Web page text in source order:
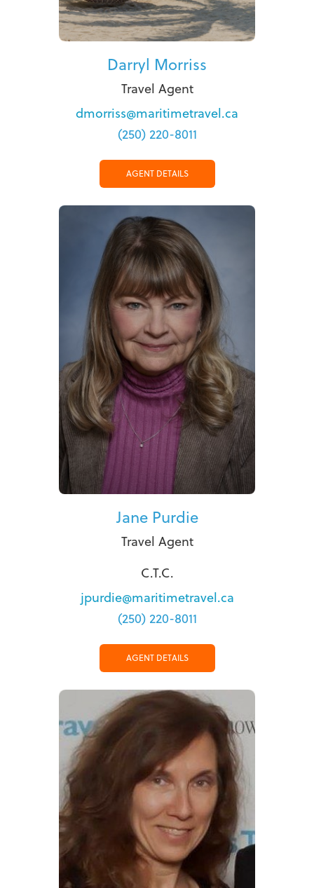
Darryl Morriss
Travel Agent
dmorriss@maritimetravel.ca
(250) 220-8011
AGENT DETAILS
Jane Purdie
Travel Agent
C.T.C.
jpurdie@maritimetravel.ca
(250) 220-8011
AGENT DETAILS